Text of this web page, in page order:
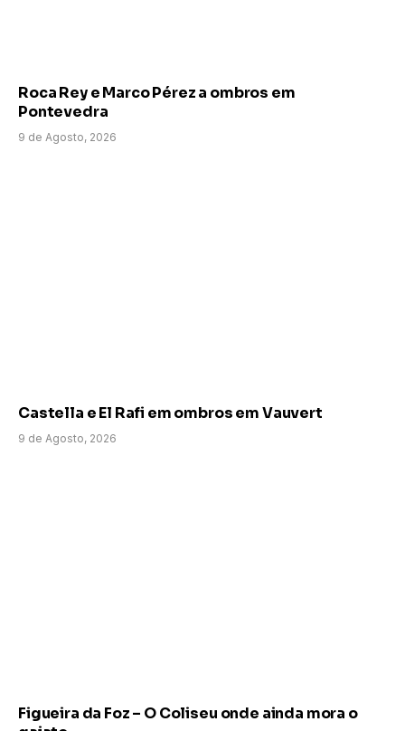
Roca Rey e Marco Pérez a ombros em
Pontevedra
9 de Agosto, 2026
Castella e El Rafi em ombros em Vauvert
9 de Agosto, 2026
Figueira da Foz – O Coliseu onde ainda mora o